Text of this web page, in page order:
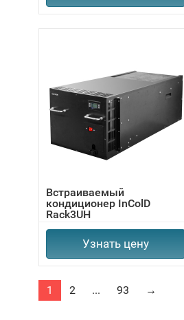
Встраиваемый
кондиционер InColD
Rack3UH
Узнать цену
1 2 ... 93 →